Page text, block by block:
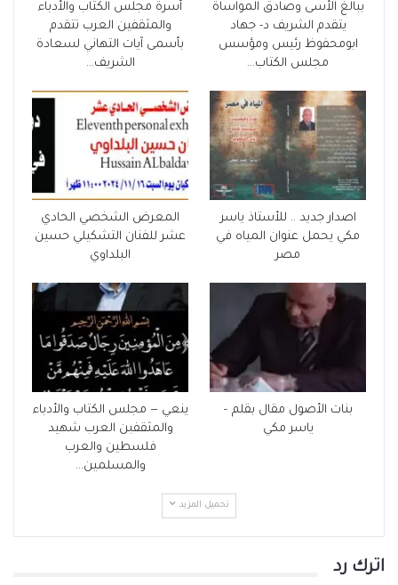
ببالغ الأسى وصادق المواساة
يتقدم الشريف د- جهاد
ابومحفوظ رئيس ومؤسس
مجلس الكتاب…
أسرة مجلس الكتاب والأدباء
والمثقفين العرب تتقدم
بأسمى آيات التهاني لسعادة
الشريف…
اصدار جديد .. للأستاذ ياسر
مكي يحمل عنوان المياه في
مصر
المعرض الشخصي الحادي
عشر للفنان التشكيلي حسين
البلداوي
بنات الأصول مقال بقلم –
ياسر مكي
ينعي — مجلس الكتاب والأدباء
والمثقفبن العرب شهيد
فلسطين والعرب
والمسلمين…
تحميل المزيد
اترك رد